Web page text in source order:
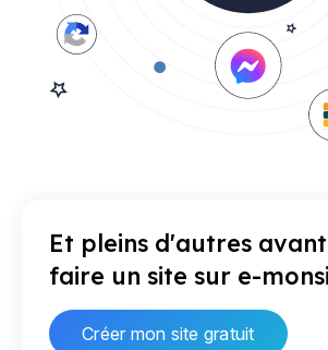
Et pleins d'autres
faire un site sur e-
Créer mon site gratuit